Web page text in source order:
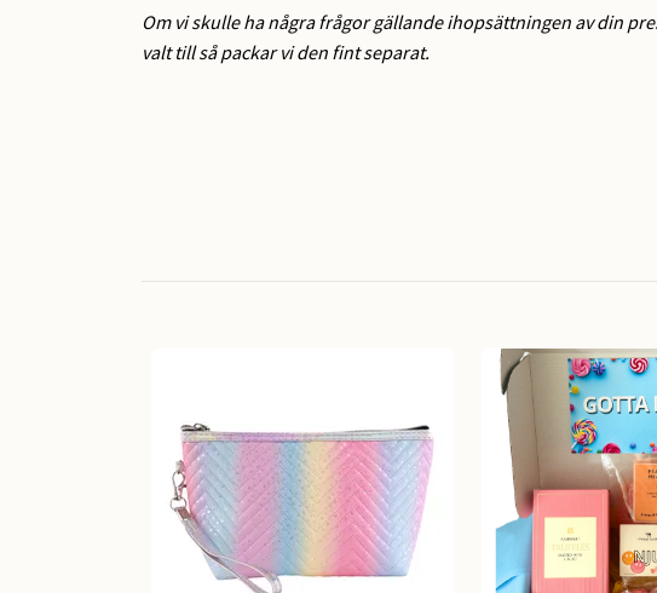
Om vi skulle ha några frågor gällande ihopsättningen av din
valt till så packar vi den fint separat.